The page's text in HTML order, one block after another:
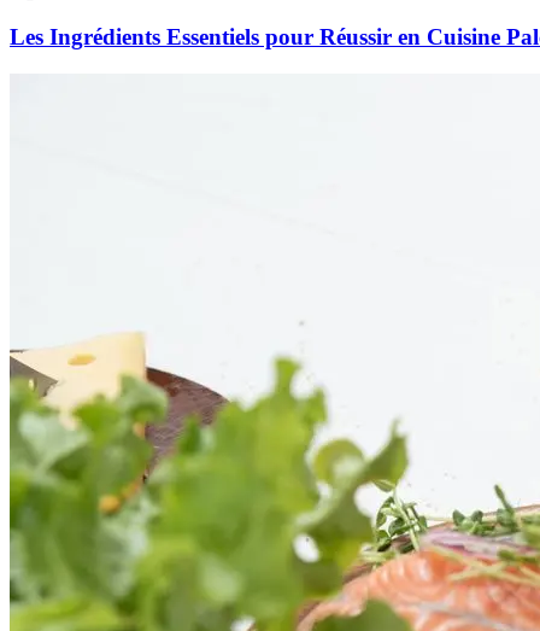
Les Ingrédients Essentiels pour Réussir en Cuisine